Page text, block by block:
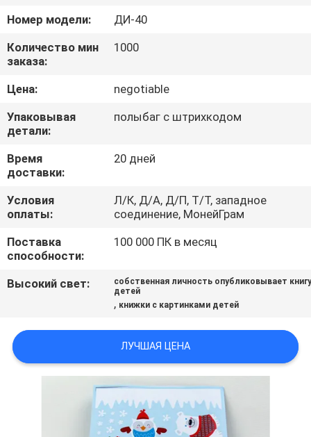
СВЯЖИТЕСЬ
МЫ
СПРОСИТЕ
КАРТА
САЙТА
PRIVACY
POLICY
Номер модели:
ДИ-40
Количество мин
заказа:
1000
Цена:
negotiable
Упаковывая
детали:
полыбаг с штрихкодом
Время
доставки:
20 дней
Условия
оплаты:
Л/К, Д/А, Д/П, Т/Т, западное
соединение, МонейГрам
Поставка
способности:
100 000 ПК в месяц
Высокий свет:
собственная личность опубликовывает
детей
, книжки с картинками детей
ЛУЧШАЯ ЦЕНА